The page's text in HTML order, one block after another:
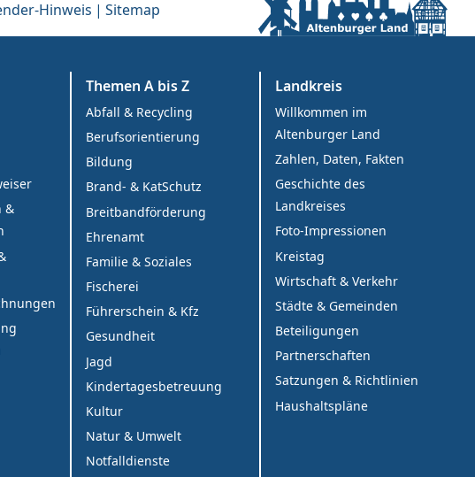
Hinweis Sitemap
&
Themen A bis Z
Abfall & Recycling
Berufsorientierung
Bildung
Brand- & KatSchutz
Breitbandförderung
Ehrenamt
Familie & Soziales
Fischerei
Führerschein & Kfz
Gesundheit
Jagd
Kindertagesbetreuung
Kultur
Natur & Umwelt
Notfalldienste
Landkreis
Willkommen im
Altenburger Land
Zahlen, Daten, Fakten
Geschichte des
Landkreises
Foto-Impressionen
Kreistag
Wirtschaft & Verkehr
Städte & Gemeinden
Beteiligungen
Partnerschaften
Satzungen & Richtlinien
Haushaltspläne